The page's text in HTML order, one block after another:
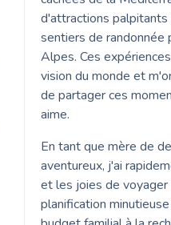
d'attractions
sentiers de
Alpes. Ces
vision du monde et
de partager ces
aime.
En tant que mère de
aventureux, j'ai
et les joies de voyager
planification